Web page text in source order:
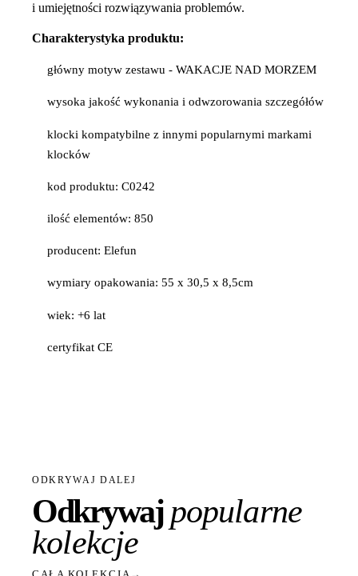
i umiejętności rozwiązywania problemów.
Charakterystyka produktu:
główny motyw zestawu - WAKACJE NAD MORZEM
wysoka jakość wykonania i odwzorowania szczegółów
klocki kompatybilne z innymi popularnymi markami
klocków
kod produktu: C0242
ilość elementów: 850
producent: Elefun
wymiary opakowania: 55 x 30,5 x 8,5cm
wiek: +6 lat
certyfikat CE
ODKRYWAJ DALEJ
Odkrywajpopularne
kolekcje